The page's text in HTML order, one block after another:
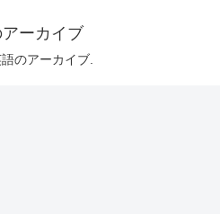
ーカイブ
のアーカイブ.